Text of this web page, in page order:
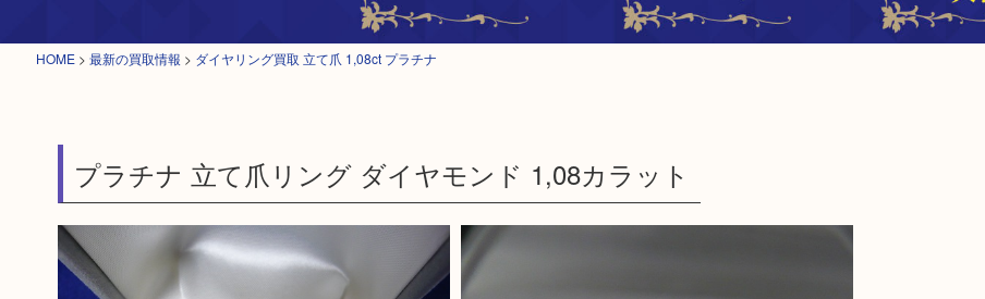
HOME > 最新の買取情報 > ダイヤリング買取 立て爪 1,08ct プラチナ
プラチナ 立て爪リング ダイヤモンド 1,08カラット